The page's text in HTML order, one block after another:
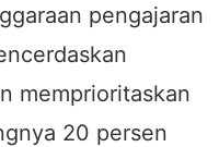
pengajaran
memprioritaskan
20 persen